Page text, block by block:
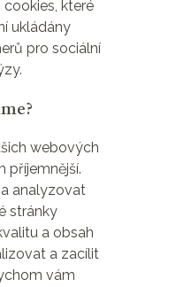
které
ukládány
pro sociální
webových
příjemnější.
analyzovat
stránky
a obsah
a zacílit
vám